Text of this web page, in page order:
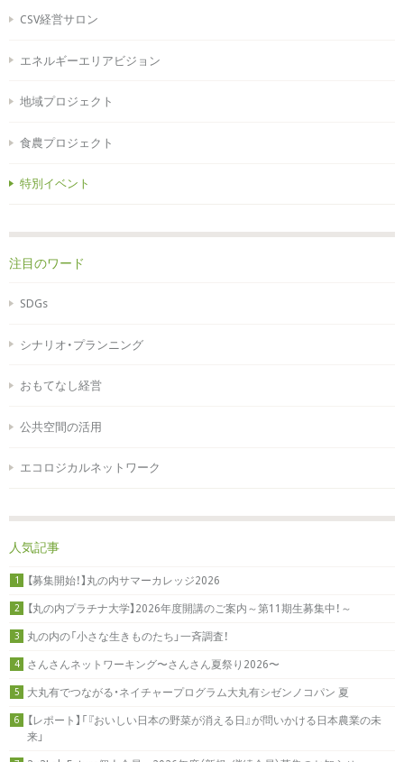
CSV経営サロン
エネルギーエリアビジョン
地域プロジェクト
食農プロジェクト
特別イベント
注目のワード
SDGs
シナリオ・プランニング
おもてなし経営
公共空間の活用
エコロジカルネットワーク
人気記事
1 【募集開始！】丸の内サマーカレッジ2026
2 【丸の内プラチナ大学】2026年度開講のご案内～第11期生募集中！～
3 丸の内の「小さな生きものたち」一斉調査！
4 さんさんネットワーキング〜さんさん夏祭り2026〜
5 大丸有でつながる・ネイチャープログラム大丸有シゼンノコパン 夏
6
【レポート】「『おいしい日本の野菜が消える日』が問いかける日本農業の未
来」